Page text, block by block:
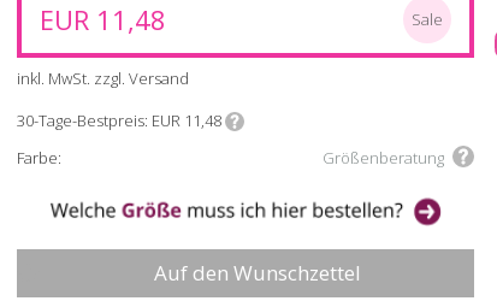
EUR 11,48 Sale
inkl. MwSt. zzgl. Versand
30-Tage-Bestpreis EUR 11,48
Farbe:
Größenberatung
Auf den Wunschzettel